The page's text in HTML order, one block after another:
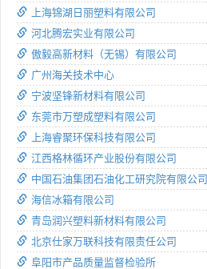
上海锦湖日丽塑料有限公司
河北腾宏实业有限公司
傲毅高新材料（无锡）有限公司
广州海关技术中心
宁波坚锋新材料有限公司
东莞市万塑成塑料有限公司
上海睿聚环保科技有限公司
江西格林循环产业股份有限公司
中国石油集团石油化工研究院有限公司
海信冰箱有限公司
青岛润兴塑料新材料有限公司
北京仕家万联科技有限责任公司
阜阳市产品质量监督检验所